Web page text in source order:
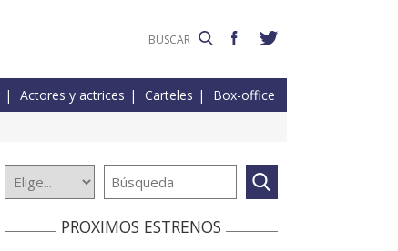
Actores y actrices Carteles Box-office
PROXIMOS ESTRENOS